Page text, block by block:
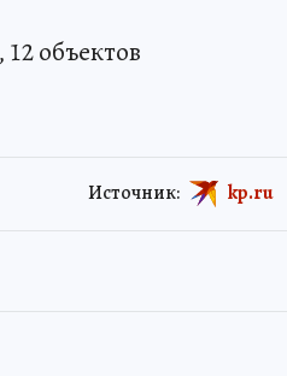
объектов
Источник: kp.ru